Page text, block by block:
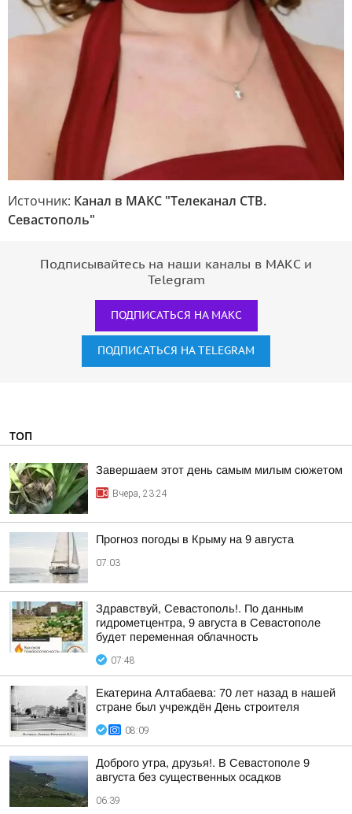
Источник: Канал в МАКС "Телеканал CТВ.
Севастополь"
Подписывайтесь на наши каналы в МАКС и
Telegram
ПОДПИСАТЬСЯ НА МАКС
ПОДПИСАТЬСЯ НА TELEGRAM
ТОП
Завершаем этот день самым милым сюжетом
Вчера, 23:24
Прогноз погоды в Крыму на 9 августа
07:03
Здравствуй, Севастополь!. По данным
гидрометцентра, 9 августа в Севастополе
будет переменная облачность
07:48
Екатерина Алтабаева: 70 лет назад в нашей
стране был учреждён День строителя
08:09
Доброго утра, друзья!. В Севастополе 9
августа без существенных осадков
06:39